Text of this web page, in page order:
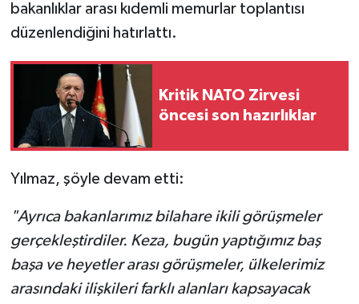
bakanlıklar arası kıdemli memurlar toplantısı
düzenlendiğini hatırlattı.
Kritik NATO Zirvesi
öncesi son hazırlıklar
Yılmaz, şöyle devam etti:
"Ayrıca bakanlarımız bilahare ikili görüşmeler
gerçekleştirdiler. Keza, bugün yaptığımız baş
başa ve heyetler arası görüşmeler, ülkelerimiz
arasındaki ilişkileri farklı alanları kapsayacak